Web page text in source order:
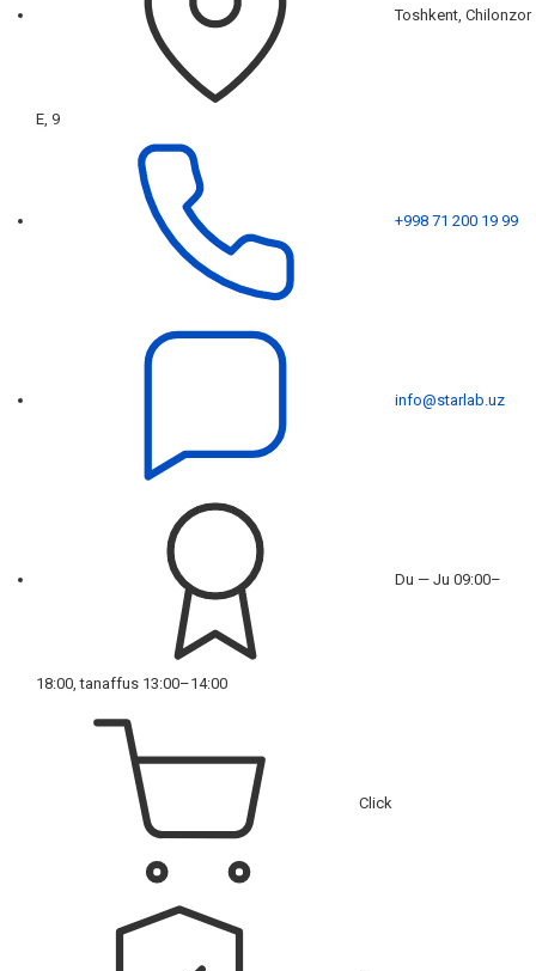
Toshkent, Chilonzor
E, 9
+998 71 200 19 99
info@starlab.uz
Du — Ju 09:00–
18:00, tanaffus 13:00–14:00
Click